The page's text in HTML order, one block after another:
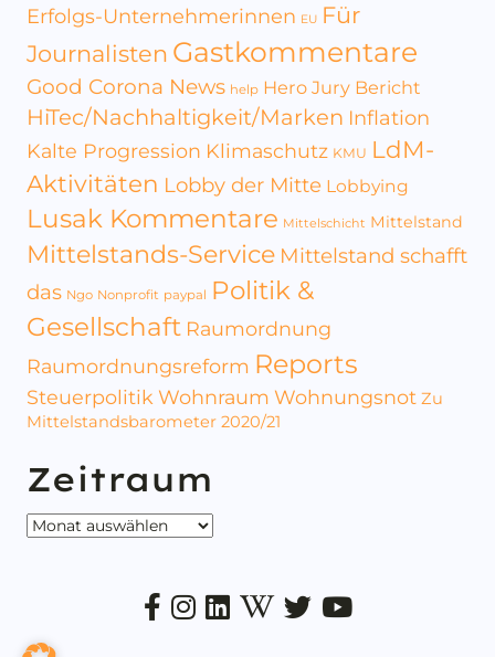
Erfolgs-Unternehmerinnen EU Für
Journalisten Gastkommentare
Good Corona News help Hero Jury Bericht
HiTec/Nachhaltigkeit/Marken Inflation
Kalte Progression Klimaschutz KMU LdM-
Aktivitäten Lobby der Mitte Lobbying
Lusak Kommentare Mittelschicht Mittelstand
Mittelstands-Service Mittelstand schafft
das Ngo Nonprofit paypal Politik &
Gesellschaft Raumordnung
Raumordnungsreform Reports
Steuerpolitik Wohnraum Wohnungsnot Zu
Mittelstandsbarometer 2020/21
Zeitraum
Zeitraum